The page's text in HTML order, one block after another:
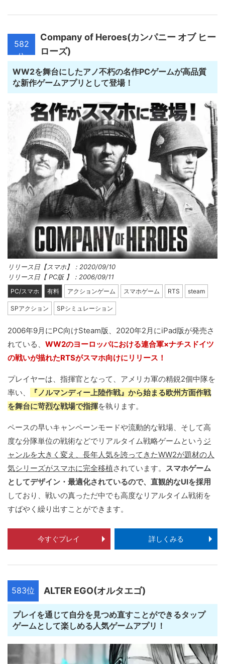
582
位
Company of Heroes(カンパニー オブ ヒー
ローズ)
WW2を舞台にしたアノ不朽の名作PCゲームが高品質
な新作ゲームアプリとして登場！
リリース日【スマホ】：2020/09/10
リリース日【 PC版 】：2006/09/11
PC/スマホ 有料 アクションゲーム スマホゲーム RTS steam
SPアクション SPシミュレーション
2006年9月にPC向けSteam版、2020年2月にiPad版が発売さ
れている、 WW2のヨーロッパにおける連合軍×ナチスドイツ
の戦いが描れたRTSがスマホ向けにリリース！
プレイヤーは、指揮官となって、アメリカ軍の精鋭2個中隊を
率い、
『ノルマンディー上陸作戦』から始まる欧州方面作戦
を舞台に苛烈な戦場で指揮を執ります。
ペースの早いキャンペーンモードや流動的な戦場、そして高
度な分隊単位の戦術などでリアルタイム戦略ゲームという ジ
ャンルを大きく変え、長年人気を誇ってきたWW2が題材の人
気シリーズがスマホに完全移植されています。 スマホゲーム
としてデザイン・最適化されているので、直観的なUIを採用
しており、戦いの真っただ中でも高度なリアルタイム戦術を
すばやく繰り出すことができます。
今すぐプレイ 詳しくみる
583位 ALTER EGO(オルタエゴ)
プレイを通じて自分を見つめ直すことができるタップ
ゲームとして楽しめる人気ゲームアプリ！